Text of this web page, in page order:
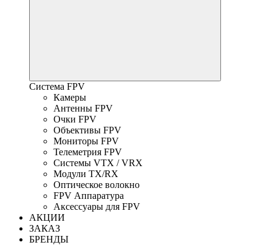
Система FPV
Камеры
Антенны FPV
Очки FPV
Объективы FPV
Мониторы FPV
Телеметрия FPV
Системы VTX / VRX
Модули TX/RX
Оптическое волокно
FPV Аппаратура
Аксессуары для FPV
АКЦИИ
ЗАКАЗ
БРЕНДЫ